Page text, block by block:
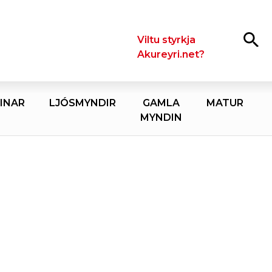
LeitaViltu styrkja
Akureyri.net?
LJÓSMYNDIR
GAMLA
MYNDIN
MATUR